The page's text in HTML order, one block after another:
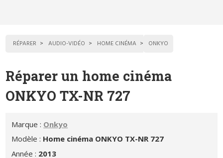
RÉPARER AUDIO-VIDÉO HOME CINÉMA ONKYO
Réparer un home cinéma
ONKYO TX-NR 727
Marque : Onkyo
Modèle : Home cinéma ONKYO TX-NR 727
Année : 2013